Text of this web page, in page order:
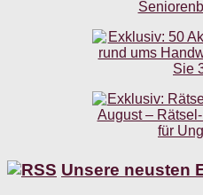
Unsere neusten